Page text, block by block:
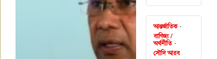
আন্তর্জাতিক
বাণিজ্য /
অর্থনীতি
সৌদি আরব